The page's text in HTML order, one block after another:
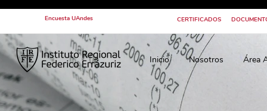
Encuesta UAndes CERTIFICADOS
Inicio Nosotros Área